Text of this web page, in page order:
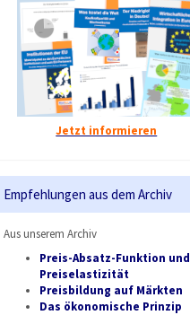
Jetzt informieren
Empfehlungen aus dem Archiv
Aus unserem Archiv
Preis-Absatz-Funktion und
Preiselastizität
Preisbildung auf Märkten
Das ökonomische Prinzip